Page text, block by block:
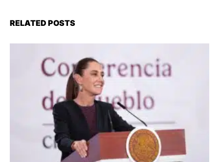
RELATED POSTS